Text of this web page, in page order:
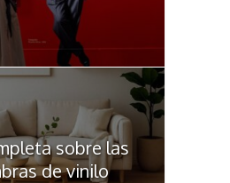
sobre las
de vinilo